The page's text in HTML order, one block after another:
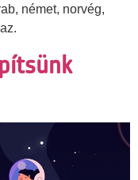
német, norvég,